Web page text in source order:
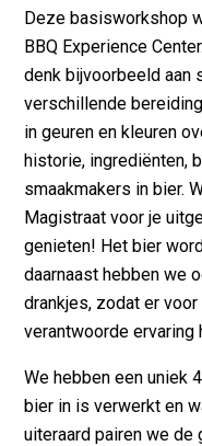
Deze basisworkshop
BBQ Experience
denk bijvoorbeeld aan
verschillende
in geuren en kleuren
historie, ingrediënten,
smaakmakers in bier.
Magistraat voor je
genieten! Het bier
daarnaast hebben we
drankjes, zodat er
verantwoorde
We hebben een uniek
bier in is verwerkt en
uiteraard pairen we